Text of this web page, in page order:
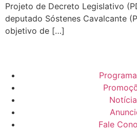
Projeto de Decreto Legislativo
deputado Sóstenes Cavalcante
objetivo de […]
Fale